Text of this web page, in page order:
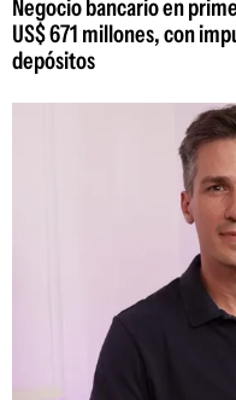
Negocio bancario en
US$ 671 millones, con
depósitos